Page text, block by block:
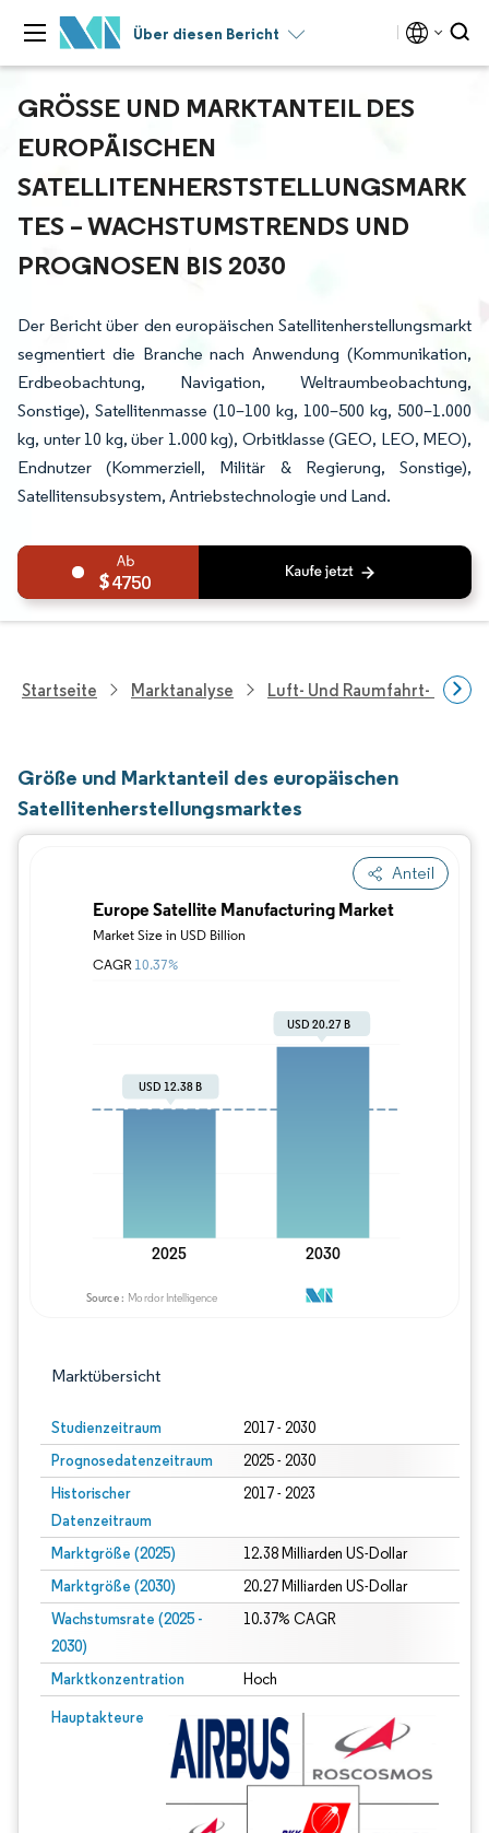
Über diesen Bericht
GRÖSSE UND MARKTANTEIL DES E
UROPÄISCHEN S
ATELLITENHERSTSTELLUNGSMARKT
ES – WACHSTUMSTRENDS UND P
ROGNOSEN BIS 2030
Der Bericht über den europäischen Satellitenherstellungsmarkt
segmentiert die Branche nach Anwendung (Kommunikation,
Erdbeobachtung, Navigation, Weltraumbeobachtung,
Sonstige), Satellitenmasse (10–100 kg, 100–500 kg, 500–1.000
kg, unter 10 kg, über 1.000 kg), Orbitklasse (GEO, LEO, MEO),
Endnutzer (Kommerziell, Militär & Regierung, Sonstige),
Satellitensubsystem, Antriebstechnologie und Land.
4750
Startseite Marktanalyse Luft- Und Raumfahrt- Und
Größe und Marktanteil des europäischen
Satellitenherstellungsmarktes
Anteil
Marktübersicht
Studienzeitraum 2017 - 2030
Prognosedatenzeitraum 2025 - 2030
Historischer
Datenzeitraum
2017 - 2023
Marktgröße (2025) 12.38 Milliarden US-Dollar
Marktgröße (2030) 20.27 Milliarden US-Dollar
Wachstumsrate (2025 -
2030)
10.37% CAGR
Marktkonzentration Hoch
Hauptakteure
Bild © Mordor Intelligence. Wiederverwendung erfordert Namensnennung